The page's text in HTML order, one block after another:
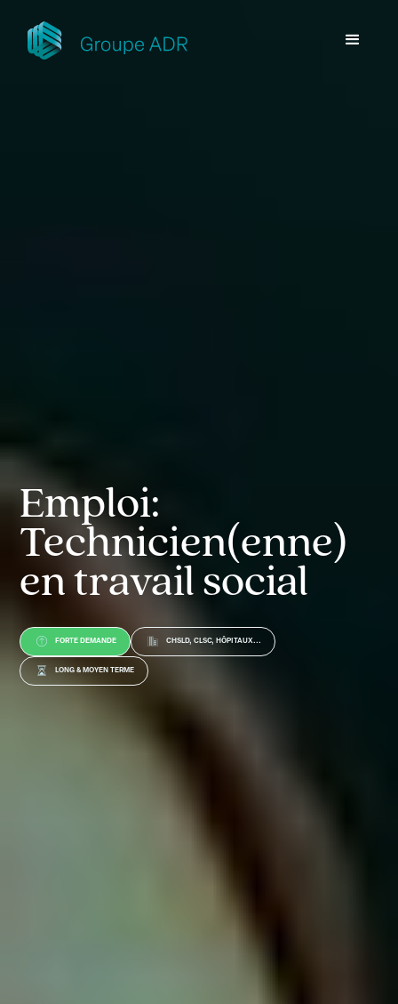
Emploi:
Technicien(enne)
en travail social
FORTE DEMANDE CHSLD, CLSC, HÔPITAUX...
LONG & MOYEN TERME